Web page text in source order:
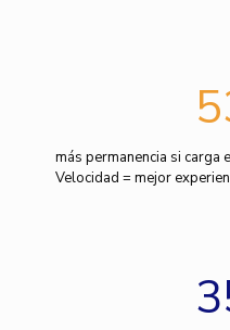
más permanencia si carga
Velocidad = mejor